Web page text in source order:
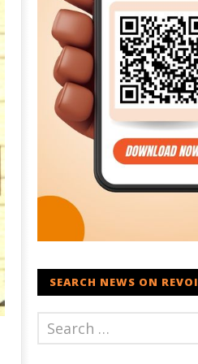
SEARCH NEWS ON REVOI